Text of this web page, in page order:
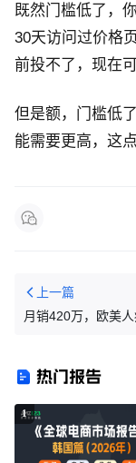
既然门槛低了，
30天访问过价格
前投不了，现在
但是额，门槛低
能需要更高，这
上一篇
月销420万，欧美人
热门报告
1